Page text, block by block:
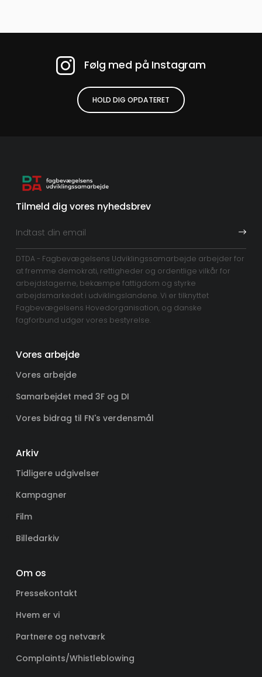
Følg med på Instagram
HOLD DIG OPDATERET
Tilmeld dig vores nyhedsbrev
DTDA - Fagbevægelsens Udviklingssamarbejde arbejder for
at fremme demokrati, rettigheder og ordentlige vilkår for
arbejdstagerne, bekæmpe fattigdom og styrke
arbejdsmarkedet i udviklingslandene. Vi er tilknyttet
Fagbevægelsens Hovedorganisation, og danske
fagforbund udgør vores bestyrelse.
Vores arbejde
Vores arbejde
Samarbejdet med 3F og DI
Vores bidrag til FN's verdensmål
Arkiv
Tidligere udgivelser
Kampagner
Film
Billedarkiv
Om os
Pressekontakt
Hvem er vi
Partnere og netværk
Complaints/Whistleblowing